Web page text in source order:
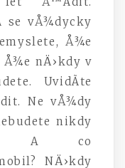
se vÅ¾dycky
Å¾e
Å¾e nÄ›kdy v
UvidÃ­te
Ne vÅ¾dy
nikdy
A co
NÄ›kdy